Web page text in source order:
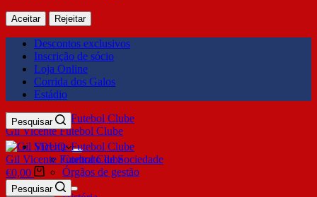
Aceitar Rejeitar
Descontos exclusivos
Inscrição de sócio
Loja Online
Corrida dos Galos
Estádio
Gil Vicente Futebol Clube
Pesquisar
SDUQ
Contrato de Sociedade
Órgãos de gestão
Clube
Gil Vicente Futebol Clube
€0,00
Pesquisar